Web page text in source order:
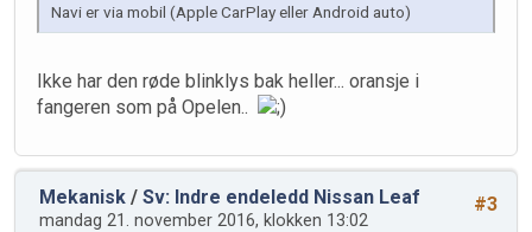
Navi er via mobil (Apple CarPlay eller Android auto)
Ikke har den røde blinklys bak heller... oransje i
fangeren som på Opelen..
#3
Mekanisk / Sv: Indre endeledd Nissan Leaf
mandag 21. november 2016, klokken 13:02